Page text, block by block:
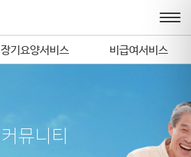
장기요양서비스 비급여서비스
커뮤니티